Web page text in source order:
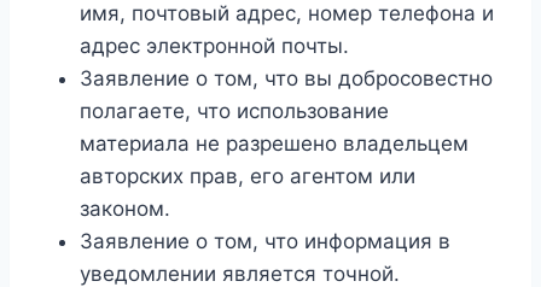
имя, почтовый адрес, номер телефона и
адрес электронной почты.
Заявление о том, что вы добросовестно
полагаете, что использование
материала не разрешено владельцем
авторских прав, его агентом или
законом.
Заявление о том, что информация в
уведомлении является точной.